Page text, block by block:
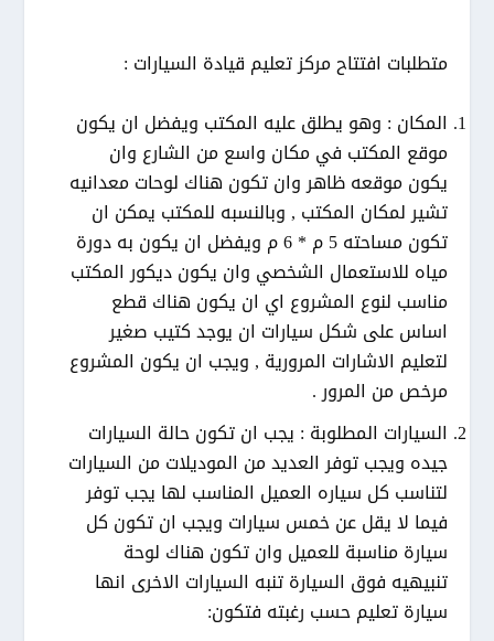
متطلبات افتتاح مركز تعليم قيادة السيارات :
المكان : وهو يطلق عليه المكتب ويفضل ان يكون
موقع المكتب في مكان واسع من الشارع وان
يكون موقعه ظاهر وان تكون هناك لوحات معدانيه
تشير لمكان المكتب , وبالنسبه للمكتب يمكن ان
تكون مساحته 5 م * 6 م ويفضل ان يكون به دورة
مياه للاستعمال الشخصي وان يكون ديكور المكتب
مناسب لنوع المشروع اي ان يكون هناك قطع
اساس على شكل سيارات ان يوجد كتيب صغير
لتعليم الاشارات المرورية , ويجب ان يكون المشروع
مرخص من المرور .
السيارات المطلوبة : يجب ان تكون حالة السيارات
جيده ويجب توفر العديد من الموديلات من السيارات
لتناسب كل سياره العميل المناسب لها يجب توفر
فيما لا يقل عن خمس سيارات ويجب ان تكون كل
سيارة مناسبة للعميل وان تكون هناك لوحة
تنبيهيه فوق السيارة تنبه السيارات الاخرى انها
سيارة تعليم حسب رغبته فتكون: